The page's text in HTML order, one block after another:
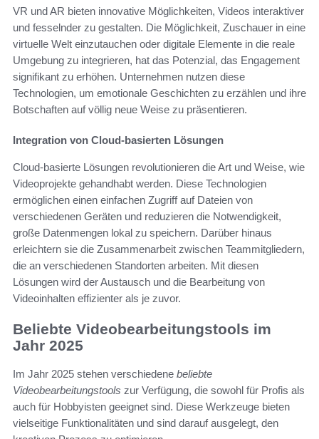
VR und AR bieten innovative Möglichkeiten, Videos interaktiver
und fesselnder zu gestalten. Die Möglichkeit, Zuschauer in eine
virtuelle Welt einzutauchen oder digitale Elemente in die reale
Umgebung zu integrieren, hat das Potenzial, das Engagement
signifikant zu erhöhen. Unternehmen nutzen diese
Technologien, um emotionale Geschichten zu erzählen und ihre
Botschaften auf völlig neue Weise zu präsentieren.
Integration von Cloud-basierten Lösungen
Cloud-basierte Lösungen revolutionieren die Art und Weise, wie
Videoprojekte gehandhabt werden. Diese Technologien
ermöglichen einen einfachen Zugriff auf Dateien von
verschiedenen Geräten und reduzieren die Notwendigkeit,
große Datenmengen lokal zu speichern. Darüber hinaus
erleichtern sie die Zusammenarbeit zwischen Teammitgliedern,
die an verschiedenen Standorten arbeiten. Mit diesen
Lösungen wird der Austausch und die Bearbeitung von
Videoinhalten effizienter als je zuvor.
Beliebte Videobearbeitungstools im
Jahr 2025
Im Jahr 2025 stehen verschiedene beliebte
Videobearbeitungstools zur Verfügung, die sowohl für Profis als
auch für Hobbyisten geeignet sind. Diese Werkzeuge bieten
vielseitige Funktionalitäten und sind darauf ausgelegt, den